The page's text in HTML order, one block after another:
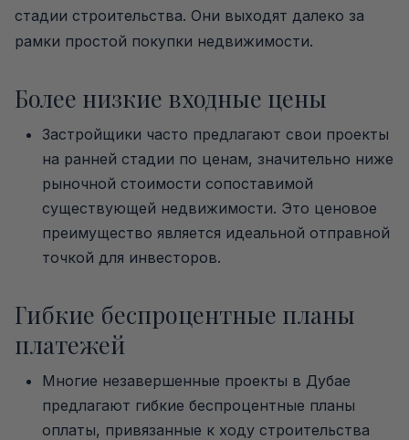
стадии строительства. Они выходят далеко за
рамки простой покупки недвижимости.
Более низкие входные цены
Застройщики часто предлагают свои проекты
на ранней стадии по ценам, значительно ниже
рыночной стоимости сопоставимой
существующей недвижимости. Это ценовое
преимущество является идеальной отправной
точкой для инвесторов.
Гибкие беспроцентные планы
платежей
Многие незавершенные проекты в Дубае
предлагают гибкие беспроцентные планы
оплаты, привязанные к ходу строительства